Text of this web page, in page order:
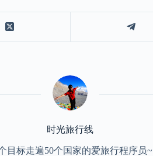
时光旅行线
目标走遍50个国家的爱旅行程序员~